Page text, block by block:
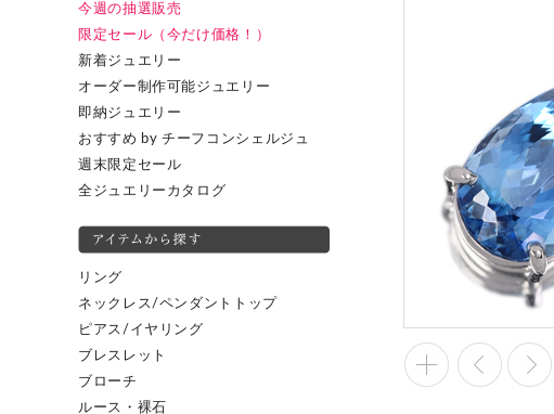
今週の抽選販売
限定セール（今だけ価格！）
新着ジュエリー
オーダー制作可能ジュエリー
即納ジュエリー
おすすめ by チーフコンシェルジュ
週末限定セール
全ジュエリーカタログ
リング
ネックレス/ペンダントトップ
ピアス/イヤリング
ブレスレット
ブローチ
ルース・裸石